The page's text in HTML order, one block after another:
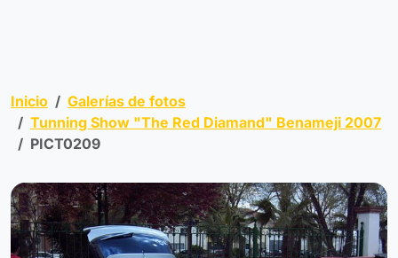
Inicio
Galerías de fotos
Tunning Show "The Red Diamand" Benameji 2007
PICT0209